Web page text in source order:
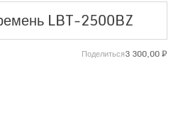
LBT-2500BZ
3 300,00₽
Поделиться